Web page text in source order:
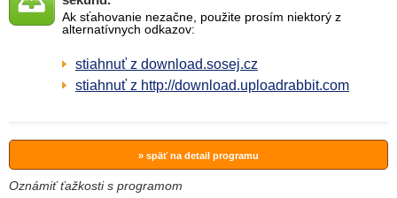
Ak sťahovanie nezačne, použite prosím niektorý z
alternatívnych odkazov:
stiahnuť z download.sosej.cz
stiahnuť z http://download.uploadrabbit.com
» späť na detail programu
Oznámiť ťažkosti s programom